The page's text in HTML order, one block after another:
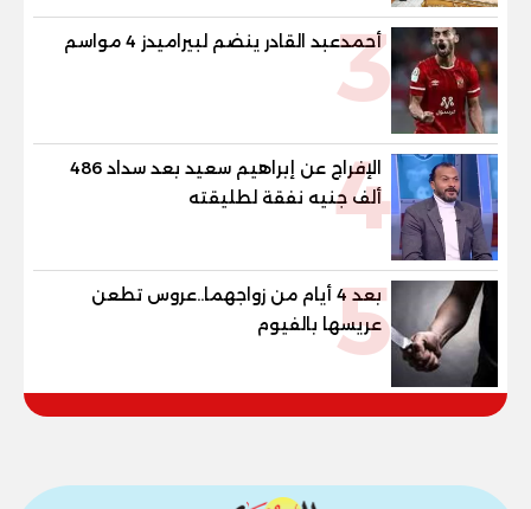
3
أحمدعبد القادر ينضم لبيراميدز 4 مواسم
4
الإفراج عن إبراهيم سعيد بعد سداد 486
ألف جنيه نفقة لطليقته
5بعد 4 أيام من زواجهما..عروس تطعن
عريسها بالفيوم